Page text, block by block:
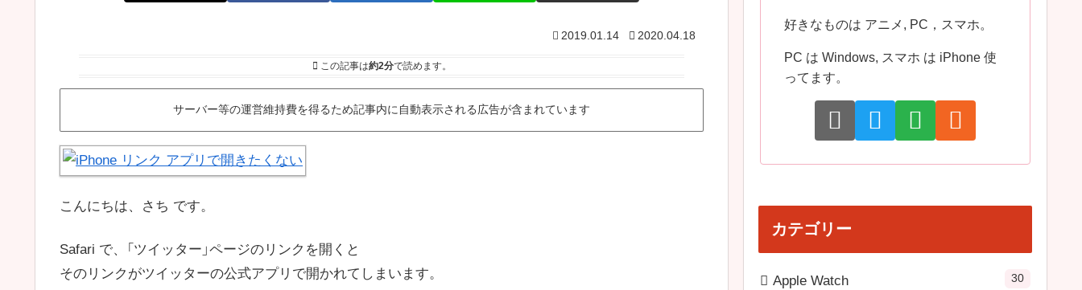
2019.01.14 2020.04.18
この記事は約2分で読めます。
サーバー等の運営維持費を得るため記事内に自動表示される広告が含まれています
こんにちは、さち です。
Safari で、「ツイッター」ページのリンクを開くと
そのリンクがツイッターの公式アプリで開かれてしまいます。
好きなものは アニメ, PC，スマホ。
PC は Windows, スマホ は iPhone 使
ってます。
カテゴリー
Apple Watch 30